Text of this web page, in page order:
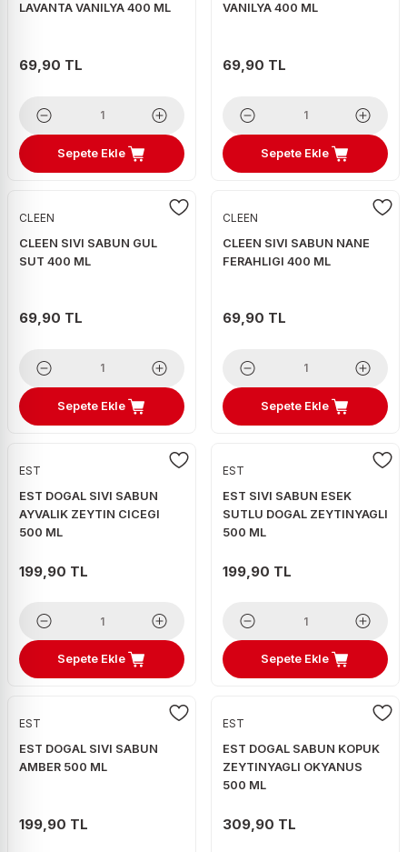
LAVANTA VANILYA 400 ML
69,90 TL
Sepete Ekle
VANILYA 400 ML
69,90 TL
Sepete Ekle
CLEEN
CLEEN SIVI SABUN GUL
SUT 400 ML
69,90 TL
Sepete Ekle
CLEEN
CLEEN SIVI SABUN NANE
FERAHLIGI 400 ML
69,90 TL
Sepete Ekle
EST
EST DOGAL SIVI SABUN
AYVALIK ZEYTIN CICEGI
500 ML
199,90 TL
Sepete Ekle
EST
EST SIVI SABUN ESEK
SUTLU DOGAL ZEYTINYAGLI
500 ML
199,90 TL
Sepete Ekle
EST
EST DOGAL SIVI SABUN
AMBER 500 ML
199,90 TL
EST
EST DOGAL SABUN KOPUK
ZEYTINYAGLI OKYANUS
500 ML
309,90 TL